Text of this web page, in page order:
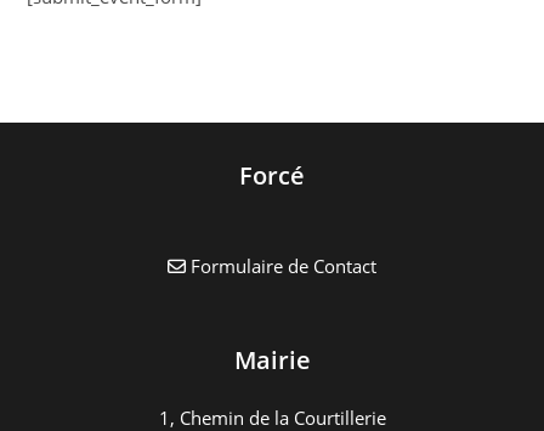
Forcé
Formulaire de Contact
Mairie
1, Chemin de la Courtillerie